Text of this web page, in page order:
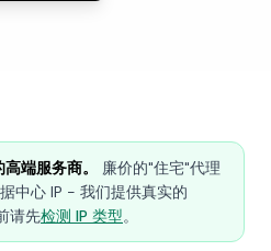
端服务商。
廉价的"住宅"代理
中心 IP - 我们提供真实的
请先检测 IP 类型。